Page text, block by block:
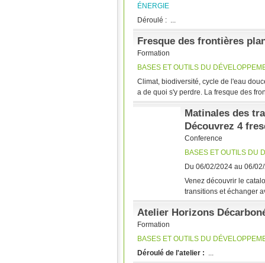
ÉNERGIE
Déroulé : ...
Fresque des frontières
Formation
BASES ET OUTILS DU
Climat, biodiversité, cycle de l'eau
a de quoi s'y perdre. La fresque des
Matinales des
Découvrez 4
Conference
BASES ET OUTILS DU
Du 06/02/2024 au 06/
Venez découvrir le
transitions et échanger
Atelier Horizons
Formation
BASES ET OUTILS DU
Déroulé de l'atelier : ...